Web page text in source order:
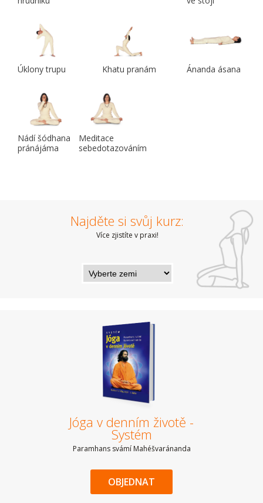
Úklony trupu Khatu pranám Ánanda ásana
Nádí šódhana
pránájáma
Meditace
sebedotazováním
Najděte si svůj kurz:
Více zjistíte v praxi!
Jóga v denním životě -
Systém
Paramhans svámí Mahéšvaránanda
OBJEDNAT